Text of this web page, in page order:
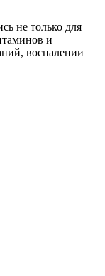
не только для
и
воспалении